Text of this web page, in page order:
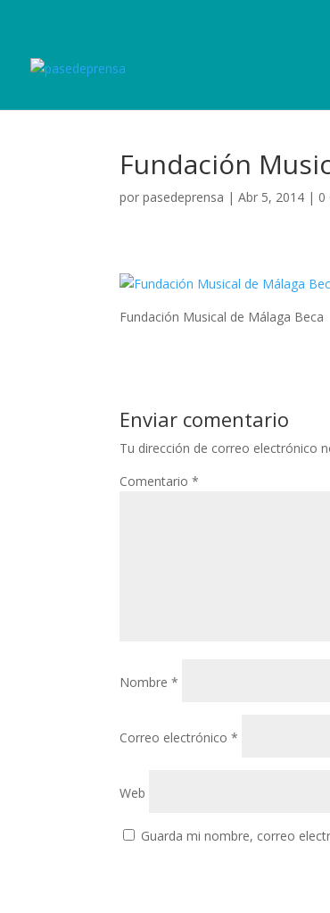
Fundación
porpasedeprensa |Abr 5, 2014 | 0
Fundación Musical de Málaga Beca
Enviar comentario
Tu dirección de correo electrónico
Comentario*
Nombre*
Correo electrónico*
Web
Guarda mi nombre, correo